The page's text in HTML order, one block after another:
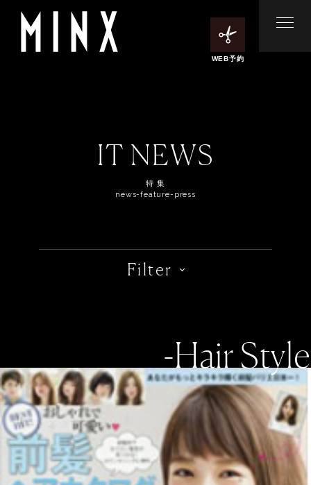
WEB予約
IT NEWS
特 集
news-feature-press
Filter
-Hair Style